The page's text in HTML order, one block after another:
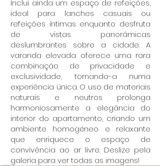
Inclui ainda um espaço de refeições,
ideal para lanches casuais ou
refeições íntimas enquanto desfruta
de vistas panorâmicas
deslumbrantes sobre a cidade. A
varanda elevada oferece uma rara
combinação de privacidade e
exclusividade, tornando-a numa
experiência única. O uso de materiais
naturais e neutros prolonga
harmoniosamente a elegância do
interior do apartamento, criando um
ambiente homogéneo e relaxante
que enriquece o espaço de
convivência ao ar livre. Deslize pela
galeria para ver todas as imagens!